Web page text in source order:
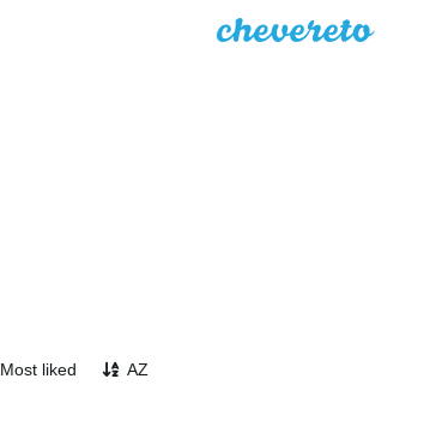
Most liked AZ